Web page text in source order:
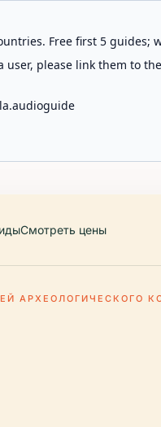
Free first 5 guides;
please link them to
Смотреть цены
АРХЕОЛОГИЧЕСКОГО